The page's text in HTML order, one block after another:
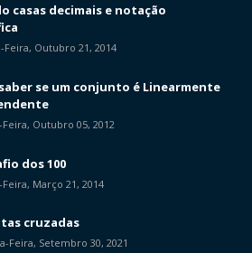
casas decimais e notação
Feira, Outubro 21, 2014
se um conjunto é Linearmente
Feira, Outubro 05, 2012
dos 100
Feira, Março 21, 2014
cruzadas
Feira, Setembro 30, 2021